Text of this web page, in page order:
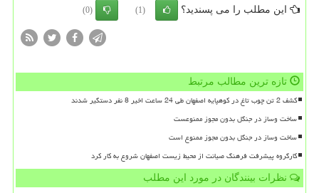
این مطلب را می پسندید؟ (1)
(0)
تازه ترین مطالب مرتبط
کشف 2 تن چوب تاغ در کوهپایه اصفهان طی 24 ساعت اخیر 8 نفر دستگیر شدند
ساخت وساز در جنگل بدون مجوز ممنوعست
ساخت وساز در جنگل بدون مجوز ممنوع است
کارگروه پیشرفت فرهنگ صیانت از محیط زیست اصفهان شروع به کار کرد
نظرات بینندگان در مورد این مطلب